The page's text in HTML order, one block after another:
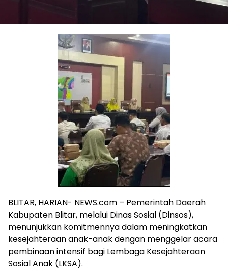
BLITAR, HARIAN- NEWS.com – Pemerintah Daerah
Kabupaten Blitar, melalui Dinas Sosial (Dinsos),
menunjukkan komitmennya dalam meningkatkan
kesejahteraan anak-anak dengan menggelar acara
pembinaan intensif bagi Lembaga Kesejahteraan
Sosial Anak (LKSA).